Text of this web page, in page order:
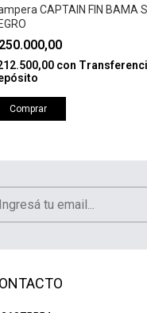
CAPTAIN FIN BAMA
con
Comprar